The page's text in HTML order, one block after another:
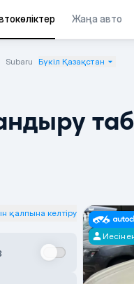
Жаңа авто
Subaru Бүкіл Қазақстан
қалпына келтіру